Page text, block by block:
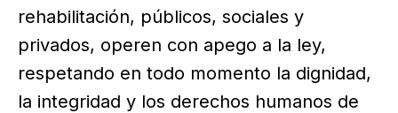
rehabilitación, públicos, sociales y
privados, operen con apego a la ley,
respetando en todo momento la dignidad,
la integridad y los derechos humanos de